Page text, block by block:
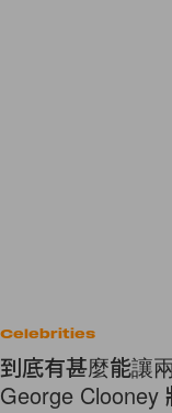
Celebrities
到底有甚麼能讓
George Clooney